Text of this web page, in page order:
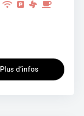
Plus d’infos